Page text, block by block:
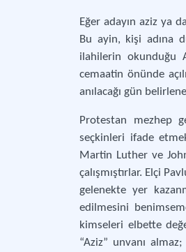
Eğer adayın aziz ya
Bu ayin, kişi adına
ilahilerin okunduğu
cemaatin önünde
anılacağı gün
Protestan mezhep
seçkinleri ifade
Martin Luther ve
çalışmıştırlar. Elçi
gelenekte yer
edilmesini
kimseleri elbette
“Aziz” unvanı